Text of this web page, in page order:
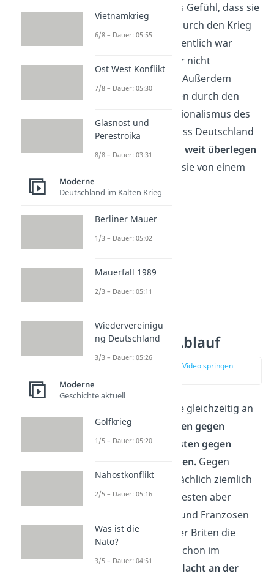
Menschen hatten das Gefühl, dass sie
das Deutsche Reich durch den Krieg
nur
Eigentlich war
Deutschland aber gar nicht
angegriffen worden. Außerdem
dachten die Menschen durch den
Militarismus und Nationalismus des
Deutschen Reichs, dass Deutschland
denanderen Staaten weit überlegen
war. Deshalb gingen sie von einem
schnellen Sieg aus.
1. Weltkrieg Ablauf
zur Stelle im Video springen
Deutschland kämpfte gleichzeitig an
zwei Fronten: Im
Osten gegen
Russlandund im
Westen gegen
Frankreich und Belgien.Gegen
Russland gab es tatsächlich ziemlich
schnellErfolge . Im Westen aber
stoppten die Belgier und Franzosen
mit Unterstützung der Briten die
deutschen Truppen schon im
September 1914 (
Schlacht an der
Vietnamkrieg
6/8 – Dauer: 05:55
Ost West Konflikt
7/8 – Dauer: 05:30
Glasnost und
Perestroika
8/8 – Dauer: 03:31
Moderne
Deutschland im Kalten Krieg
Berliner Mauer
1/3 – Dauer: 05:02
Mauerfall 1989
2/3 – Dauer: 05:11
Wiedervereinigu
ng Deutschland
3/3 – Dauer: 05:26
Moderne
Geschichte aktuell
Golfkrieg
1/5 – Dauer: 05:20
Nahostkonflikt
2/5 – Dauer: 05:16
Was ist die
Nato?
3/5 – Dauer: 04:51